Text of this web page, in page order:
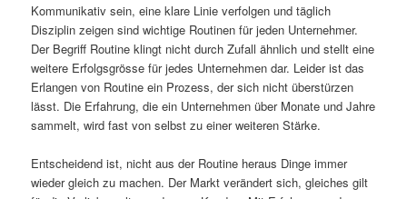
Kommunikativ sein, eine klare Linie verfolgen und täglich
Disziplin zeigen sind wichtige Routinen für jeden Unternehmer.
Der Begriff Routine klingt nicht durch Zufall ähnlich und stellt eine
weitere Erfolgsgrösse für jedes Unternehmen dar. Leider ist das
Erlangen von Routine ein Prozess, der sich nicht überstürzen
lässt. Die Erfahrung, die ein Unternehmen über Monate und Jahre
sammelt, wird fast von selbst zu einer weiteren Stärke.
Entscheidend ist, nicht aus der Routine heraus Dinge immer
wieder gleich zu machen. Der Markt verändert sich, gleiches gilt